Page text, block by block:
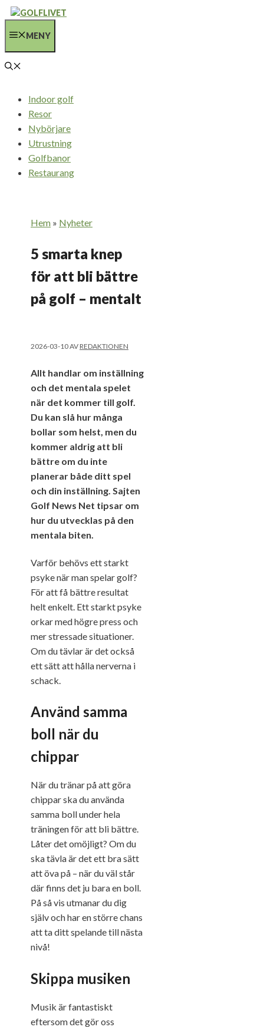
Hoppa
innehållMENY
Indoor golf
Resor
Nybörjare
Utrustning
Golfbanor
Restaurang
Hem » Nyheter
5 smarta knep
för att bli bättre
på golf – mentalt
2026-03-10AVREDAKTIONEN
Allt handlar om inställning
och det mentala spelet
när det kommer till golf.
Du kan slå hur många
bollar som helst, men du
kommer aldrig att bli
bättre om du inte
planerar både ditt spel
och din inställning. Sajten
Golf News Net tipsar om
hur du utvecklas på den
mentala biten.
Varför behövs ett starkt
psyke när man spelar golf?
För att få bättre resultat
helt enkelt. Ett starkt psyke
orkar med högre press och
mer stressade situationer.
Om du tävlar är det också
ett sätt att hålla nerverna i
schack.
Använd samma
boll när du
chippar
När du tränar på att göra
chippar ska du använda
samma boll under hela
träningen för att bli bättre.
Låter det omöjligt? Om du
ska tävla är det ett bra sätt
att öva på – när du väl står
där finns det ju bara en boll.
På så vis utmanar du dig
själv och har en större chans
att ta ditt spelande till nästa
nivå!
Skippa musiken
Musik är fantastiskt
eftersom det gör oss